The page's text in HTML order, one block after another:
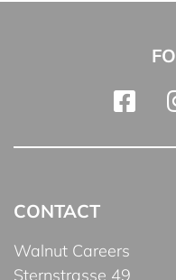
CONTACT
Walnut Careers
Sternstrasse 49